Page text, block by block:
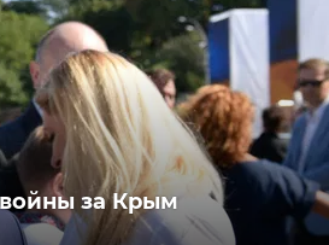
за Крым